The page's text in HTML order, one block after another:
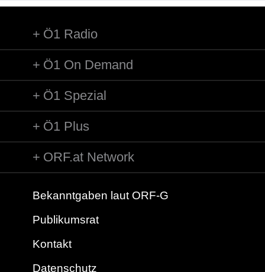
Ö1 Radio
Ö1 On Demand
Ö1 Spezial
Ö1 Plus
ORF.at Network
Bekanntgaben laut ORF-G
Publikumsrat
Kontakt
Datenschutz